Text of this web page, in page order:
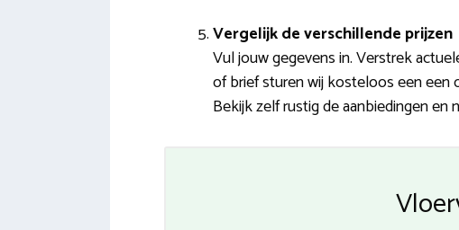
Vergelijk de verschillende prijzen
Vul jouw gegevens in. Verstrek
of brief sturen wij kosteloos een een
Bekijk zelf rustig de aanbiedingen